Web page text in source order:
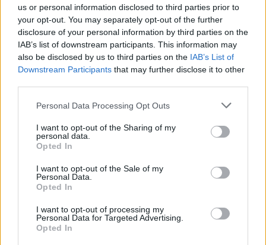
us or personal information disclosed to third parties prior to
your opt-out. You may separately opt-out of the further
disclosure of your personal information by third parties on the
IAB’s list of downstream participants. This information may
also be disclosed by us to third parties on the IAB’s List of
Downstream Participants that may further disclose it to other
Personal Data Processing Opt Outs
I want to opt-out of the Sharing of my
personal data.
Opted In
I want to opt-out of the Sale of my
Personal Data.
Opted In
I want to opt-out of processing my
Personal Data for Targeted Advertising.
Opted In
TP Greece: Πώς διαμορφώνεται το
μέλλον του Insurance στην εποχή του AI
Advertorial